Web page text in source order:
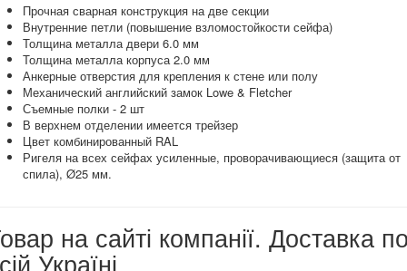
Прочная сварная конструкция на две секции
Внутренние петли (повышение взломостойкости сейфа)
Толщина металла двери 6.0 мм
Толщина металла корпуса 2.0 мм
Анкерные отверстия для крепления к стене или полу
Механический английский замок Lowe & Fletcher
Съемные полки - 2 шт
В верхнем отделении имеется трейзер
Цвет комбинированный RAL
Ригеля на всех сейфах усиленные, проворачивающиеся (защита от
спила), Ø25 мм.
на сайті компанії. Доставка
Україні.